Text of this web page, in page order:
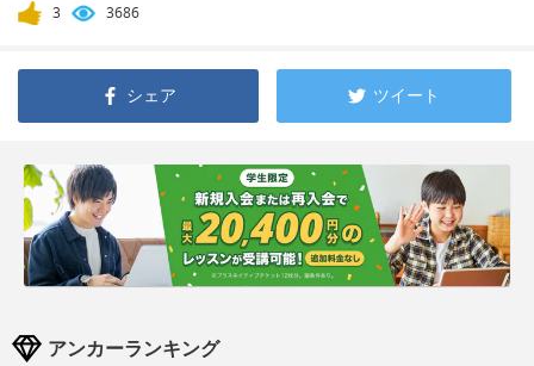
3 3686
シェア ツイート
アンカーランキング